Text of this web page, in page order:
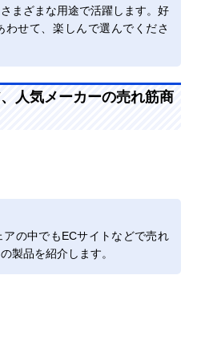
まざまな用途で活躍します。好
せて、楽しんで選んでくださ
人気メーカーの売れ筋商
の中でもECサイトなどで売れ
製品を紹介します。